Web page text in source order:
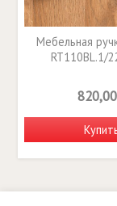
Мебельная
RT110BL.1/